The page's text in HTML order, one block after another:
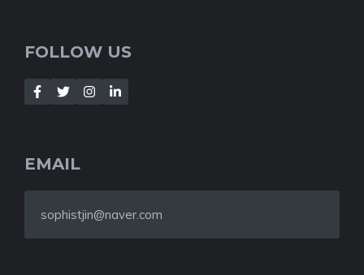
FOLLOW US
EMAIL
sophistjin@naver.com